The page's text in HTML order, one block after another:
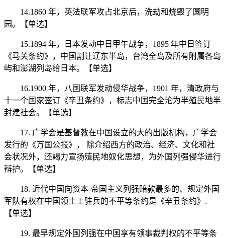
14.1860 年，英法联军攻占北京后，洗劫和烧毁了圆明
园。【单选】
15.1894 年，日本发动中日甲午战争，1895 年中日签订
《马关条约》，中国割让辽东半岛，台湾全岛及所有附属各岛
屿和澎湖列岛给日本。【单选】
16.1900 年，八国联军发动侵华战争，1901 年，清政府与
十一个国家签订《辛丑条约》，标志中国完全沦为半殖民地半
封建社会。【单选】
17. 广学会是基督教在中国设立的大的出版机构，广学会
发行的《万国公报》， 除介绍西方的政治、经济、文化和社
会状况外，还竭力宣扬殖民地奴化思想，为外国列强侵华进行
辩护。【单选】
18. 近代中国向资本-帝国主义列强赔款最多的、规定外国
军队有权在中国领土上驻兵的不平等条约是《辛丑条约》.
【单选】
19. 最早规定外国列强在中国享有领事裁判权的不平等条